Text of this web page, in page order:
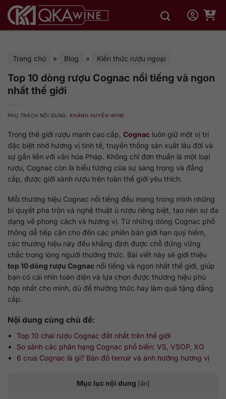
qua
Trang chủ » Blog » Kiến thức rượu ngoại
Top 10 dòng rượu Cognac nổi tiếng và ngon
nhất thế giới
PHỤ TRÁCH NỘI DUNG: KHÁNH HUYỀN WINE
Trong thế giới rượu mạnh cao cấp, Cognac luôn giữ một vị trí
đặc biệt nhờ hương vị tinh tế, truyền thống sản xuất lâu đời và
sự gắn liền với văn hóa Pháp. Không chỉ đơn thuần là một loại
rượu, Cognac còn là biểu tượng của sự sang trọng và đẳng
cấp, được giới sành rượu trên toàn thế giới yêu thích.
Mỗi thương hiệu Cognac nổi tiếng đều mang trong mình những
bí quyết pha trộn và nghệ thuật ủ rượu riêng biệt, tạo nên sự đa
dạng về phong cách và hương vị. Từ những dòng Cognac phổ
thông dễ tiếp cận cho đến các phiên bản giới hạn quý hiếm,
các thương hiệu này đều khẳng định được chỗ đứng vững
chắc trong lòng người thưởng thức. Bài viết này sẽ giới thiệu
top 10 dòng rượu Cognac nổi tiếng và ngon nhất thế giới, giúp
bạn có cái nhìn toàn diện và lựa chọn được thương hiệu phù
hợp nhất cho mình, dù để thưởng thức hay làm quà tặng đẳng
cấp.
Nội dung cùng chủ đề:
Top 10 chai rượu Cognac đắt nhất trên thế giới
So sánh các phân hạng Cognac phổ biến: VS, VSOP, XO
6 crus Cognac là gì? Bản đồ terroir và ảnh hưởng hương vị
Mục lục nội dung [ẩn]